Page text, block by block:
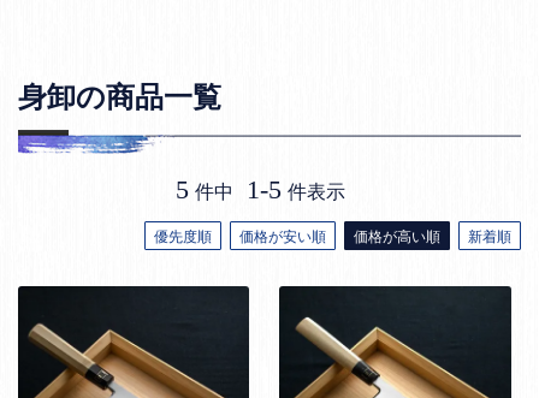
身卸の商品一覧
優先度順 価格が安い順 価格が高い順 新着順
5 件中 1-5 件表示